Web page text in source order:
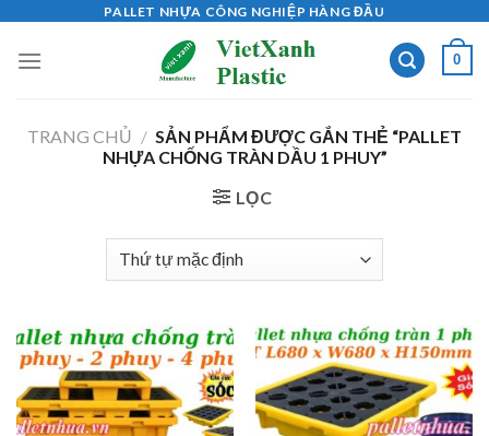
content
PALLET NHỰA CÔNG NGHIỆP HÀNG ĐẦU
0
TRANG CHỦ / SẢN PHẨM ĐƯỢC GẮN THẺ “PALLET
NHỰA CHỐNG TRÀN DẦU 1 PHUY”
LỌC